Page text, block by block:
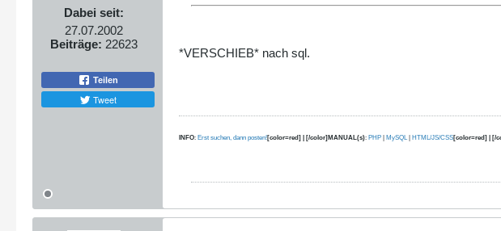
Dabei seit:
27.07.2002
Beiträge: 22623
Teilen
Tweet
*VERSCHIEB* nach sql.
INFO: Erst suchen, dann posten![color=red] | [/color]MANUAL(s): PHP MySQL| HTML/JS/CSS[color=red] | [/